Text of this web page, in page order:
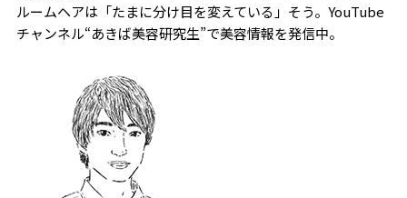
ルームヘアは「たまに分け目を変えている」そう。YouTube
チャンネル“あきば美容研究生”で美容情報を発信中。